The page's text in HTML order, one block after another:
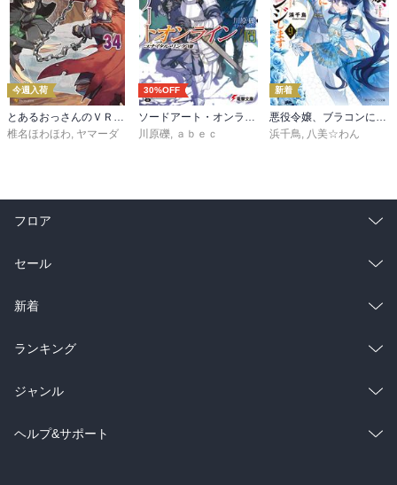
今週入荷
とあるおっさんのＶＲＭＭＯ活動記34
椎名ほわほわ, ヤマーダ
30%OFF
ソードアート・オンライン29 ユナイタル・リングVIII
川原礫, ａｂｅｃ
新着
悪役令嬢、ブラコンにジョブチェンジします９【電子特典付き】
浜千鳥, 八美☆わん
フロア
総合
ラノベ
雑誌・グラビア
BL・TL
セール
総合
ラノベ
雑誌・グラビア
BL・TL
新着
総合
ラノベ
雑誌・グラビア
ランキング
総合
ラノベ
ジャンル
コミック
ヘルプ&サポート